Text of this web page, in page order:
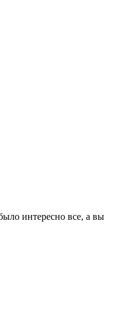
интересно все, а вы